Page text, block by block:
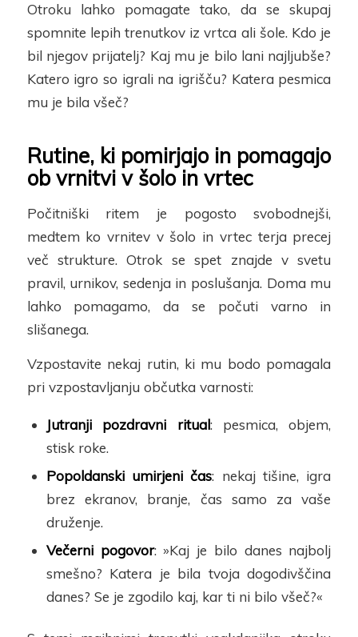
Otroku lahko pomagate tako, da se skupaj
spomnite lepih trenutkov iz vrtca ali šole. Kdo je
bil njegov prijatelj? Kaj mu je bilo lani najljubše?
Katero igro so igrali na igrišču? Katera pesmica
mu je bila všeč?
Rutine, ki pomirjajo in pomagajo
ob vrnitvi v šolo in vrtec
Počitniški ritem je pogosto svobodnejši,
medtem ko vrnitev v šolo in vrtec terja precej
več strukture. Otrok se spet znajde v svetu
pravil, urnikov, sedenja in poslušanja. Doma mu
lahko pomagamo, da se počuti varno in
slišanega.
Vzpostavite nekaj rutin, ki mu bodo pomagala
pri vzpostavljanju občutka varnosti:
Jutranji pozdravni ritual: pesmica, objem,
stisk roke.
Popoldanski umirjeni čas: nekaj tišine, igra
brez ekranov, branje, čas samo za vaše
druženje.
Večerni pogovor: »Kaj je bilo danes najbolj
smešno? Katera je bila tvojadogodivščina
danes? Se je zgodilo kaj, kar ti ni bilo všeč?«